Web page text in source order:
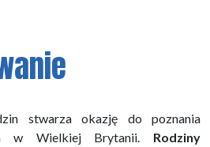
stwarza okazję do poznania
w Wielkiej Brytanii. Rodziny